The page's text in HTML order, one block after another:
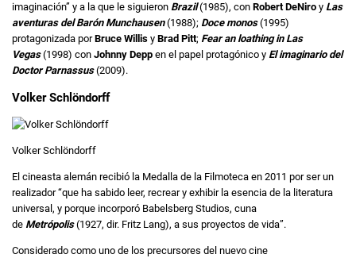
imaginación” y a la que le siguieron Brazil (1985), con Robert DeNiro y Las
aventuras del Barón Munchausen(1988); Doce monos(1995)
protagonizada porBruce Willis y Brad Pitt; Fear an loathing in Las
Vegas (1998) con Johnny Depp en el papel protagónico y El imaginario del
Doctor Parnassus(2009).
Volker Schlöndorff
Volker Schlöndorff
El cineasta alemán recibió la Medalla de la Filmoteca en 2011 por ser un
realizador “que ha sabido leer, recrear y exhibir la esencia de la literatura
universal, y porque incorporó Babelsberg Studios, cuna
de Metrópolis(1927, dir. Fritz Lang), a sus proyectos de vida”.
Considerado como uno de los precursores del nuevo cine